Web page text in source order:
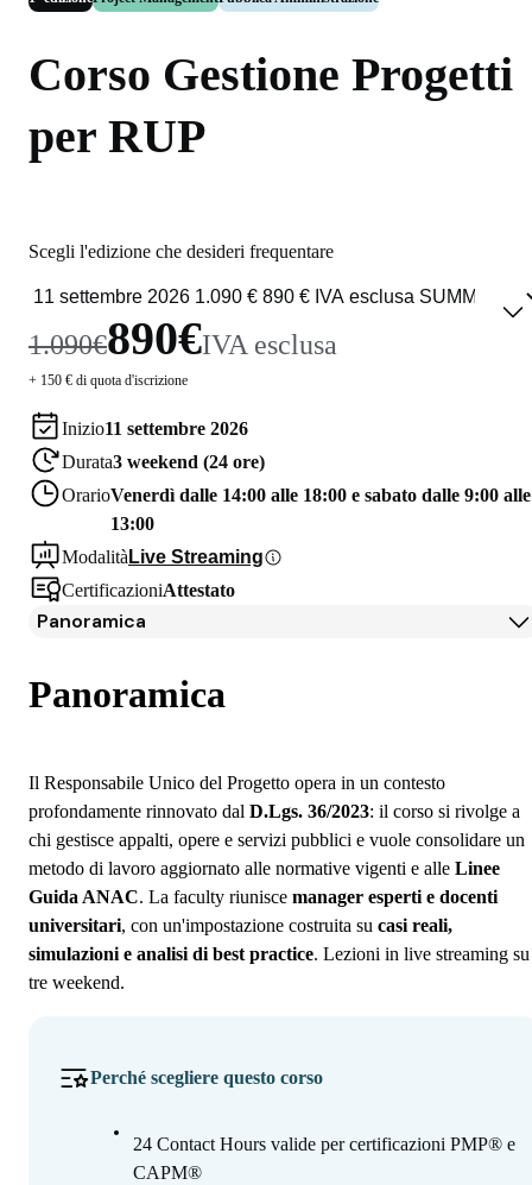
Corso Gestione Progetti
per RUP
Scegli l'edizione che desideri frequentare
1.090€890€IVA esclusa
+ 150 € di quota d'iscrizione
Inizio11 settembre 2026
Durata3 weekend (24 ore)
OrarioVenerdì dalle 14:00 alle 18:00 e sabato dalle 9:00 alle
13:00
Modalità Live Streaming
CertificazioniAttestato
Panoramica
Programma
Iscrizione
Panoramica
Il Responsabile Unico del Progetto opera in un contesto
profondamente rinnovato dal D.Lgs. 36/2023: il corso si rivolge a
chi gestisce appalti, opere e servizi pubblici e vuole consolidare un
metodo di lavoro aggiornato alle normative vigenti e alle Linee
Guida ANAC. La faculty riunisce manager esperti e docenti
universitari, con un'impostazione costruita su casi reali,
simulazioni e analisi di best practice. Lezioni in live streaming su
tre weekend.
Perché scegliere questo corso
24 Contact Hours valide per certificazioni PMP® e
CAPM®